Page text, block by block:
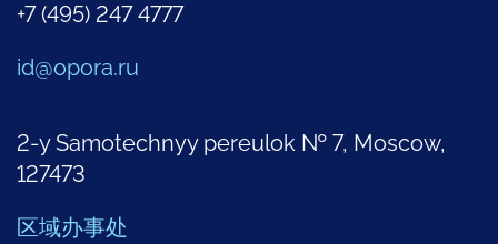
+7 (495) 247 4777
id@opora.ru
2-y Samotechnyy pereulok № 7, Moscow,
127473
区域办事处